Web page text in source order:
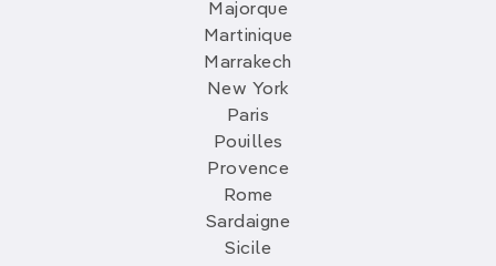
Majorque
Martinique
Marrakech
New York
Paris
Pouilles
Provence
Rome
Sardaigne
Sicile